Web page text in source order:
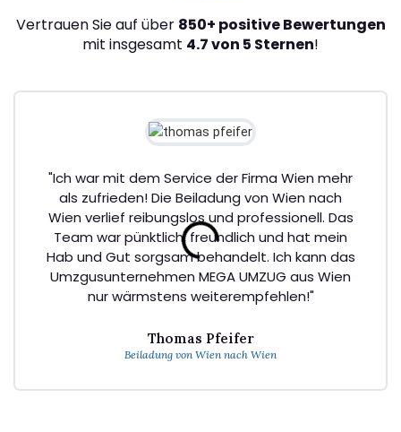
Vertrauen Sie auf über 850+ positive Bewertungen
mit insgesamt 4.7 von 5 Sternen!
"Ich war mit dem Service der Firma Wien mehr
als zufrieden! Die Beiladung von Wien nach
Wien verlief reibungslos und professionell. Das
Team war pünktlich, freundlich und hat mein
Hab und Gut sorgsam behandelt. Ich kann das
Umzgusunternehmen MEGA UMZUG aus Wien
nur wärmstens weiterempfehlen!"
Thomas Pfeifer
Beiladung von Wien nach Wien